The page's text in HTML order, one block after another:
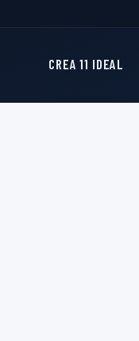
CREA 11 IDEAL